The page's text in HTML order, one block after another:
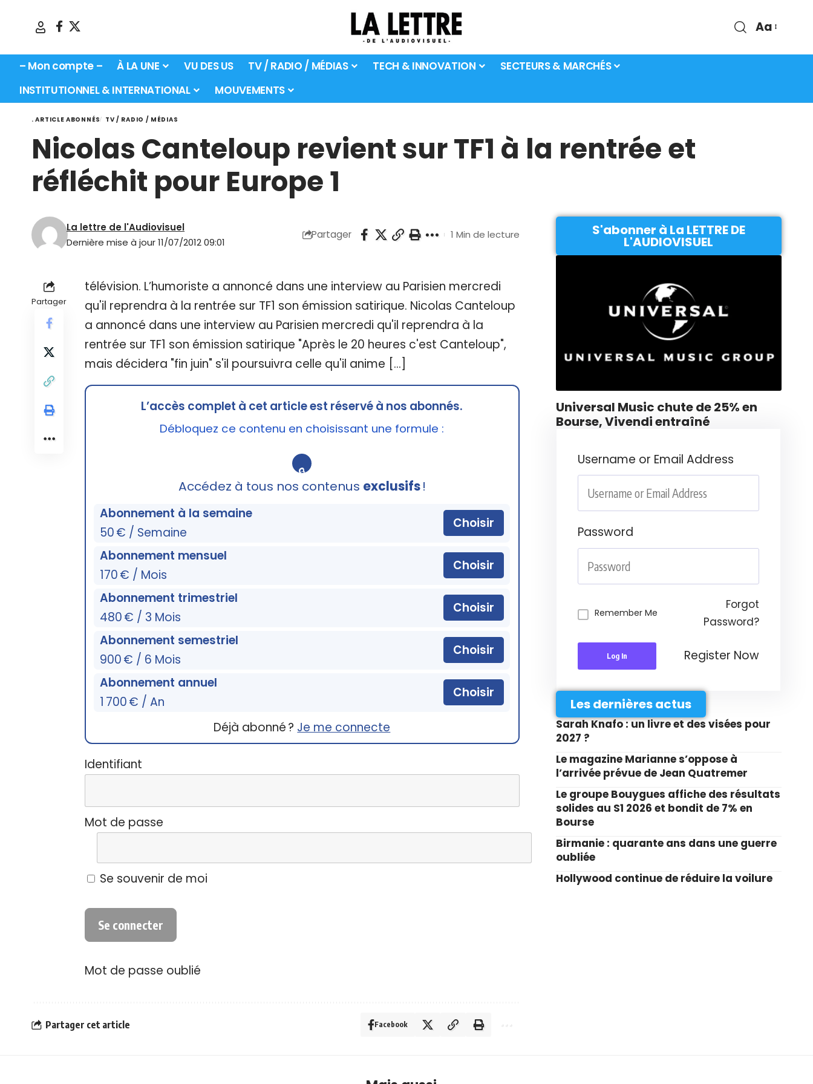
Aa
– Mon compte – À LA UNE VU DES US TV / RADIO / MÉDIAS TECH & INNOVATION
SECTEURS & MARCHÉS
INSTITUTIONNEL & INTERNATIONAL
MOUVEMENTS
. ARTICLE ABONNÉS TV / RADIO / MÉDIAS
Nicolas Canteloup revient sur TF1 à la rentrée et
réfléchit pour Europe 1
Dernière mise à jour 11/07/2012 09:01
La lettre de l'Audiovisuel
Partager 1 Min de lecture
Partager
télévision. L’humoriste a annoncé dans une interview au Parisien mercredi
qu'il reprendra à la rentrée sur TF1 son émission satirique. Nicolas Canteloup
a annoncé dans une interview au Parisien mercredi qu'il reprendra à la
rentrée sur TF1 son émission satirique "Après le 20 heures c'est Canteloup",
mais décidera "fin juin" s'il poursuivra celle qu'il anime […]
L’accès complet à cet article est réservé à nos abonnés.
Débloquez ce contenu en choisissant une formule :
🔒
Accédez à tous nos contenus exclusifs!
Abonnement à la semaine
50 € / Semaine
Choisir
Abonnement mensuel
170 € / Mois
Choisir
Abonnement trimestriel
480 € / 3 Mois
Choisir
Abonnement semestriel
900 € / 6 Mois
Choisir
Abonnement annuel
1 700 € / An
Choisir
Déjà abonné ? Je me connecte
Identifiant
Mot de passe
Se souvenir de moi
Mot de passe oublié
Partager cet article Facebook
S'abonner à La LETTRE DE
L'AUDIOVISUEL
Universal Music chute de 25% en
Bourse, Vivendi entraîné
Username or Email Address
Password
Remember Me
Forgot
Password?
Log In Register Now
Les dernières actus
Sarah Knafo : un livre et des visées pour
2027 ?
Le magazine Marianne s’oppose à
l’arrivée prévue de Jean Quatremer
Le groupe Bouygues affiche des résultats
solides au S1 2026 et bondit de 7% en
Bourse
Birmanie : quarante ans dans une guerre
oubliée
Hollywood continue de réduire la voilure